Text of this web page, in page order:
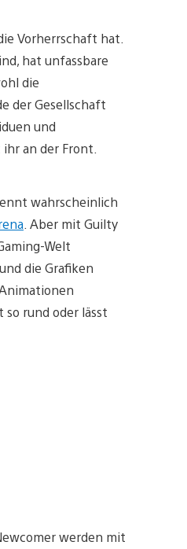
Vorherrschaft hat.
hat unfassbare
die
der Gesellschaft
und
an der Front.
wahrscheinlich
. Aber mit Guilty
Welt
die Grafiken
so rund oder lässt
werden mit